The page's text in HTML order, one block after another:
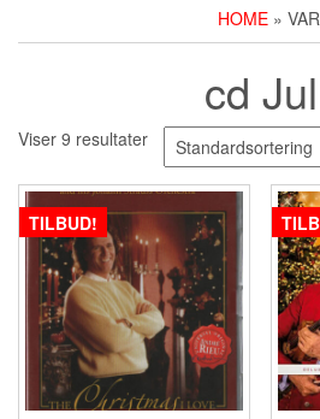
HOME »
cd Jul
Viser 9 resultater
TILBUD!